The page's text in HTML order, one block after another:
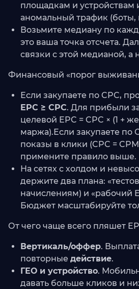
площадкам и устройствам
аномальный трафик (боты,
Возьмите медиану по
это ваша точка отсчета.
связки с этой медианой, а
Финансовый «порог
Если закупаете по CPC,
EPC ≥ CPC. Для прибыли
целевой EPC = CPC × (1 +
маржа).Если закупаете по
показы в клики (CPC =
примените правило выше.
На сетях с холдом и
держите два плана:
начислениям) и «рабочий
Бюджет масштабируйте
От чего чаще всего пляшет
Вертикаль/оффер.
повторные действие.
ГЕО и устройство.
давать больше кликов и